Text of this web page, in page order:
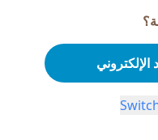
الإلكتروني